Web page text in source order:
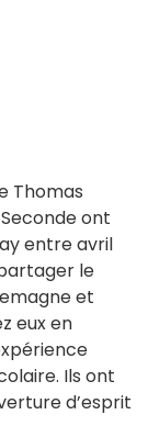
Thomas
ont
entre avril
le
et
eux en
Ils ont
d’esprit